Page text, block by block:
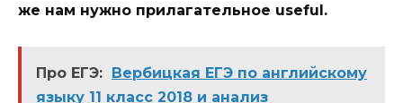
же нам нужно прилагательное useful.
Про ЕГЭ: Вербицкая ЕГЭ по английскому
языку 11 класс 2018 и анализ